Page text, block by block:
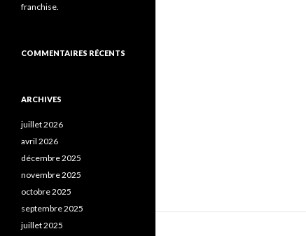
franchise.
COMMENTAIRES RÉCENTS
ARCHIVES
juillet 2026
avril 2026
décembre 2025
novembre 2025
octobre 2025
septembre 2025
juillet 2025